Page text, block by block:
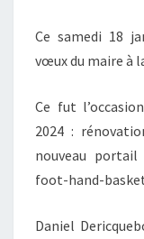
Ce samedi 18
vœux du maire à
Ce fut
2024 :
nouveau
foot-hand-
Daniel